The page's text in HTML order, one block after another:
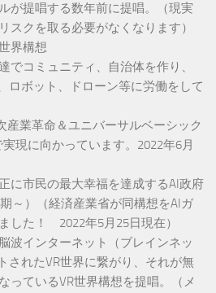
が提唱する数年前に提唱。（現実
スクを取る必要がなくなります）
界構想
でコミュニティ、自治体を作り、
ロボット、ドローン等に労働をして
産業革命＆ユニバーサルベーシック
現に向かっています。2022年6月
に市民の最大幸福を達成するAI政府
～）（経済産業省が同構想をAIガ
した！ 2022年5月25日現在）
波インターネット（ブレインネッ
されたVR世界に繋がり、それが無
っているVR世界構想を提唱。（メ